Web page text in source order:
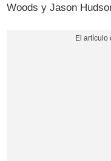
Woods y Jason